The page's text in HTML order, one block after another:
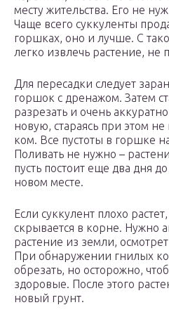
месту жительства. Его не
Чаще всего суккуленты
горшках, оно и лучше. С
легко извлечь растение, не
Для пересадки следует
горшок с дренажом. Затем
разрезать и очень
новую, стараясь при этом
ком. Все пустоты в горшке
Поливать не нужно –
пусть постоит еще два дня
новом месте.
Если суккулент плохо
скрывается в корне. Нужно
растение из земли,
При обнаружении гнилых
обрезать, но осторожно,
здоровые. После этого
новый грунт.